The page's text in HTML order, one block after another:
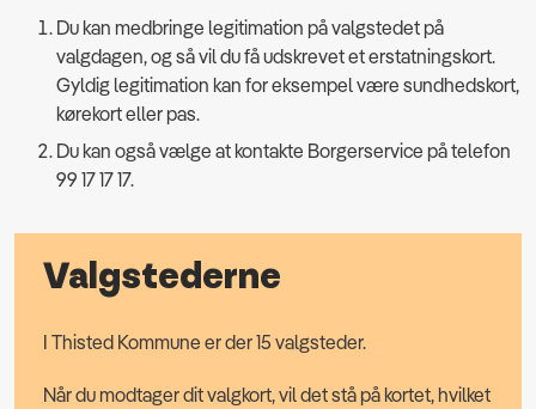
Du kan medbringe legitimation på valgstedet på
valgdagen, og så vil du få udskrevet et erstatningskort.
Gyldig legitimation kan for eksempel være sundhedskort,
kørekort eller pas.
Du kan også vælge at kontakte Borgerservice på telefon
99 17 17 17.
Valgstederne
I Thisted Kommune er der 15 valgsteder.
Når du modtager dit valgkort, vil det stå på kortet, hvilket